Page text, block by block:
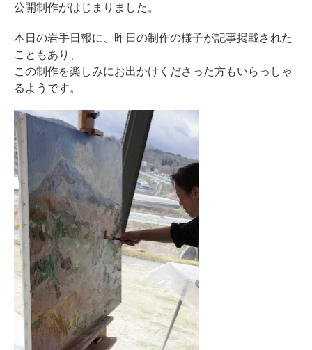
公開制作がはじまりました。
本日の岩手日報に、昨日の制作の様子が記事掲載された
こともあり、
この制作を楽しみにお出かけくださった方もいらっしゃ
るようです。